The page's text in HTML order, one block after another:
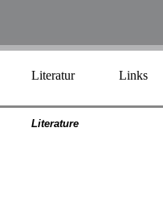
Literatur Links
Literature